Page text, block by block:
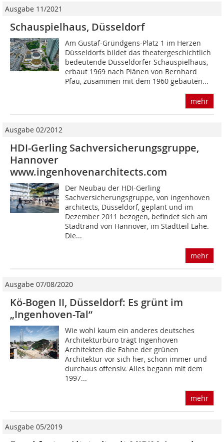
Ausgabe 11/2021
Schauspielhaus, Düsseldorf
Am Gustaf-Gründgens-Platz 1 im Herzen
Düsseldorfs bildet das theatergeschichtlich
bedeutende Düsseldorfer Schauspielhaus,
erbaut 1969 nach Plänen von Bernhard
Pfau, zusammen mit dem 1960 gebauten...
mehr
Ausgabe 02/2012
HDI-Gerling Sachversicherungsgruppe,
Hannover
www.ingenhovenarchitects.com
Der Neubau der HDI-Gerling
Sachversicherungsgruppe, von ingenhoven
architects, Düsseldorf, geplant und im
Dezember 2011 bezogen, befindet sich am
Stadtrand von Hannover, im Stadtteil Lahe.
Die...
mehr
Ausgabe 07/08/2020
Kö-Bogen II, Düsseldorf: Es grünt im
„Ingenhoven-Tal“
Wie wohl kaum ein anderes deutsches
Architekturbüro trägt Ingenhoven
Architekten die Fahne der grünen
Architektur vor sich her, schon immer und
durchaus offensiv. Alles begann mit dem
1997...
mehr
Ausgabe 05/2019